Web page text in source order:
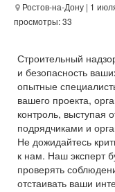
Ростов-на-Дону | 1
просмотры: 33
Строительный
и безопасность
опытные
вашего проекта,
контроль, выступая
подрядчиками и
Не дожидайтесь
к нам. Наш эксперт
проверять
отстаивать ваши